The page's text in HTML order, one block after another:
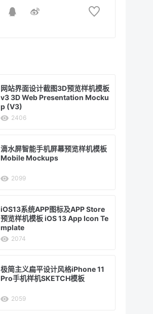
网站界面设计截图3D预览样机模板
v3 3D Web Presentation Mocku
p (V3)
2406
滴水屏智能手机屏幕预览样机模板
Mobile Mockups
2099
iOS13系统APP图标及APP Store
预览样机模板 iOS 13 App Icon Te
mplate
2074
极简主义扁平设计风格iPhone 11
Pro手机样机SKETCH模板
2059